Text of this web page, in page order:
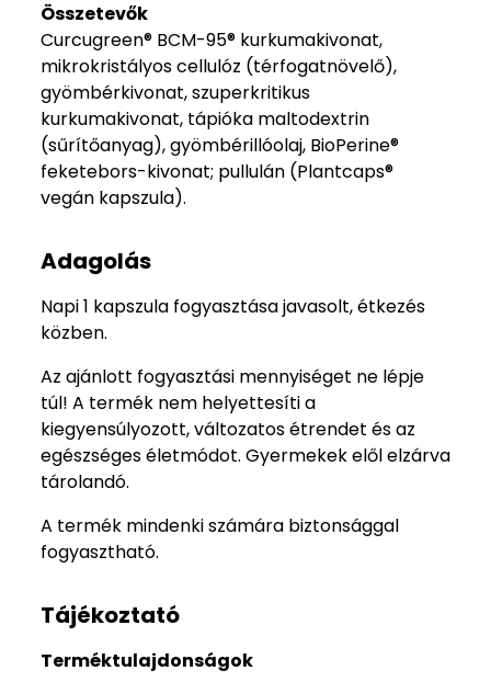
Összetevők
Curcugreen® BCM-95® kurkumakivonat,
mikrokristályos cellulóz (térfogatnövelő),
gyömbérkivonat, szuperkritikus
kurkumakivonat, tápióka maltodextrin
(sűrítőanyag), gyömbérillóolaj, BioPerine®
feketebors-kivonat; pullulán (Plantcaps®
vegán kapszula).
Adagolás
Napi 1 kapszula fogyasztása javasolt, étkezés
közben.
Az ajánlott fogyasztási mennyiséget ne lépje
túl! A termék nem helyettesíti a
kiegyensúlyozott, változatos étrendet és az
egészséges életmódot. Gyermekek elől elzárva
tárolandó.
A termék mindenki számára biztonsággal
fogyasztható.
Tájékoztató
Terméktulajdonságok